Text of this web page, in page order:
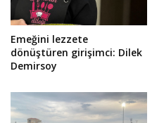
Emeğini lezzete
dönüştüren girişimci: Dilek
Demirsoy